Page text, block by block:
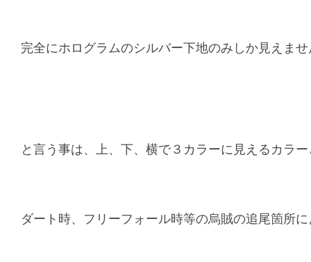
完全にホログラムのシルバー下地のみしか見えませ
と言う事は、上、下、横で３カラーに見えるカラ
ダート時、フリーフォール時等の烏賊の追尾箇所